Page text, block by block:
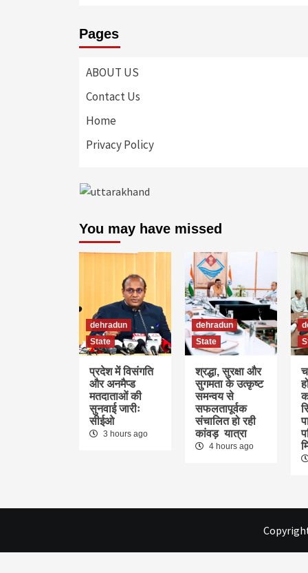
Pages
ABOUT US
Contact Us
Home
Privacy Policy
You may have missed
dehradun
State
प्रदेश में विसंगति
और अनमैप्ड
मतदाताओं की
सुनवाई जारीः
सीईओ
3 hours ago
dehradun
State
श्रद्धा, सुरक्षा और
सुगमता के उत्कृष्ट
समन्वय से
सफलतापूर्वक
संचालित हो रही
कांवड़ यात्रा
4 hours ago